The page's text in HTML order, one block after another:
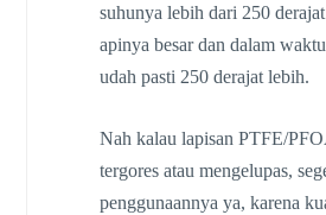
suhunya lebih dari 250
apinya besar dan dalam
udah pasti 250 derajat lebih.
Nah kalau lapisan PTFE/
tergores atau mengelupas,
penggunaannya ya, karena